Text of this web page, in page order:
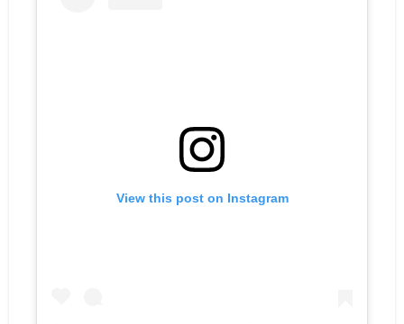
View this post on Instagram